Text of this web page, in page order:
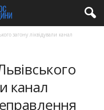
загону ліквідували канал
канал